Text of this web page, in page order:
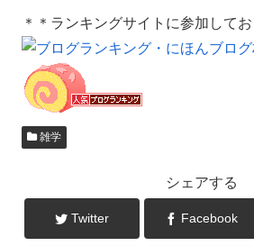
＊＊ランキングサイトに参加してお
雑学
シェアする
Twitter Facebook